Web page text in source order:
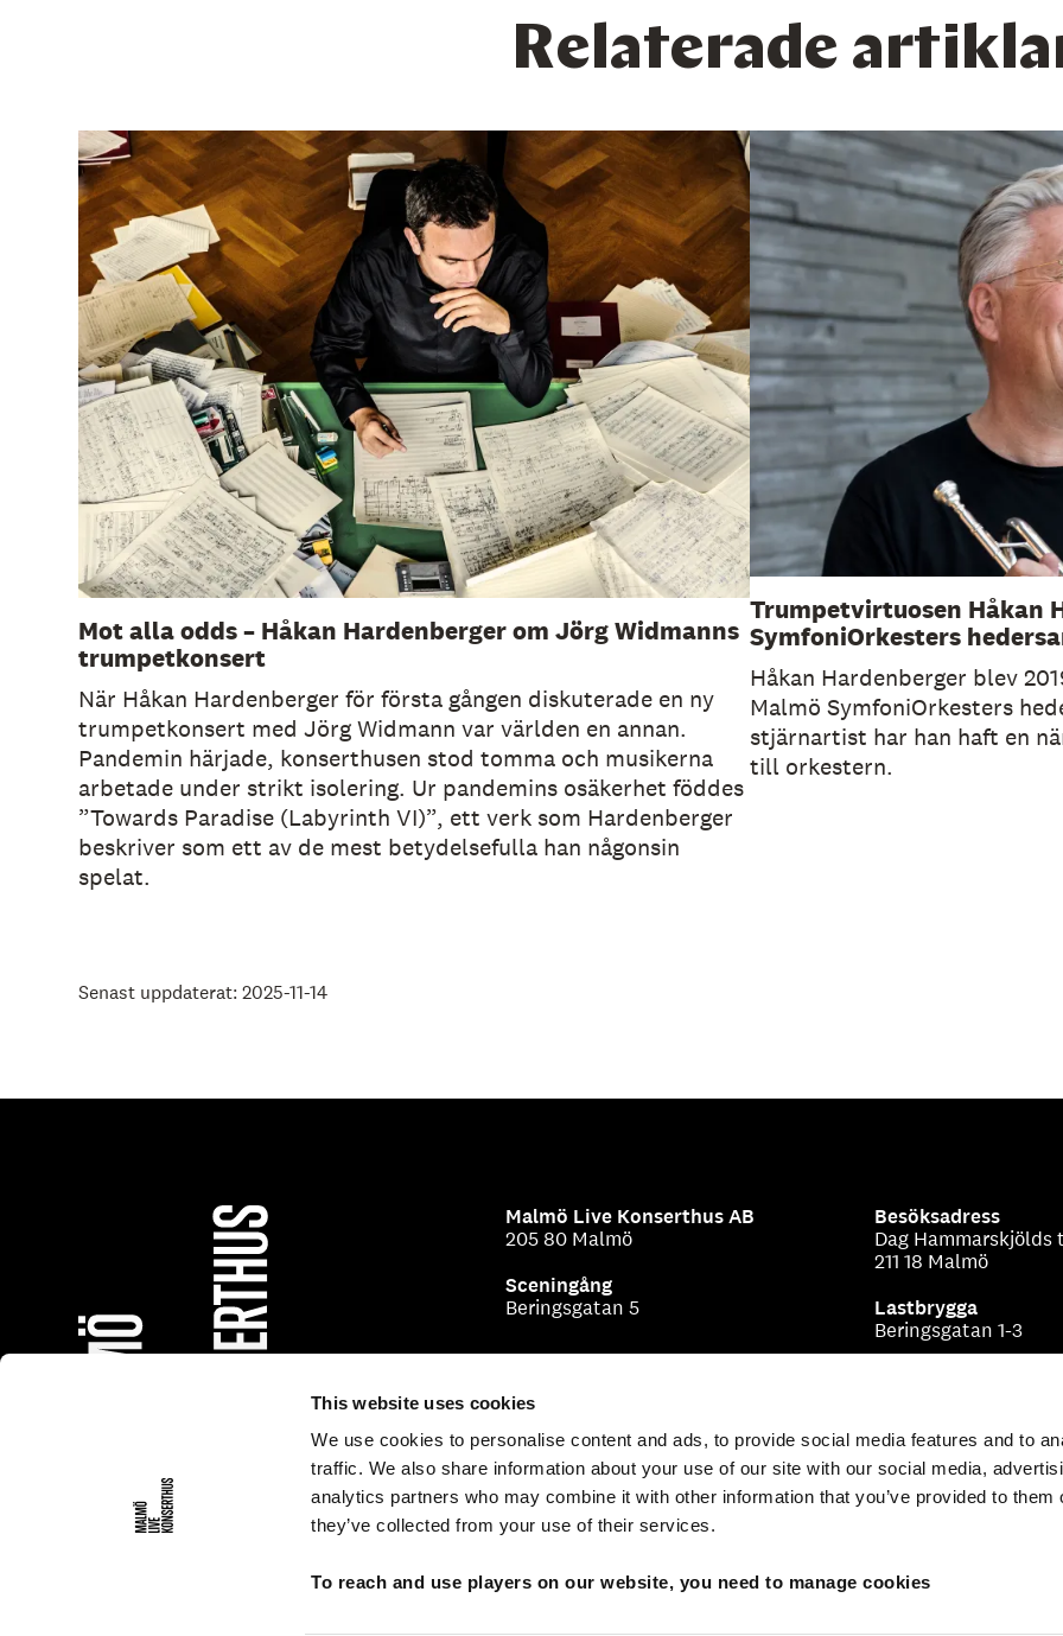
This website uses cookies
We use cookies to personalise content and ads, to provide social media features and to
traffic. We also share information about your use of our site with our social media,
analytics partners who may combine it with other information that you’ve provided to them
they’ve collected from your use of their services.
To reach and use players on our website, you need to manage cookies
Relaterade
Mot alla odds – Håkan Hardenberger om Jörg Widmanns
trumpetkonsert
När Håkan Hardenberger för första gången diskuterade en ny
trumpetkonsert med Jörg Widmann var världen en annan.
Pandemin härjade, konserthusen stod tomma och musikerna
arbetade under strikt isolering. Ur pandemins osäkerhet föddes
”Towards Paradise (Labyrinth VI)”, ett verk som Hardenberger
beskriver som ett av de mest betydelsefulla han någonsin
spelat.
Trumpetvirtuosen Håkan
SymfoniOrkesters
Håkan Hardenberger blev
Malmö SymfoniOrkesters
stjärnartist har han haft en
till orkestern.
Senast uppdaterat: 2025-11-14
Malmö Live Konserthus AB
205 80 Malmö
Sceningång
Beringsgatan 5
Besöksadress
Dag Hammarskjölds
211 18 Malmö
Lastbrygga
Beringsgatan 1-3
Personuppgiftspolicy & allmänna villkor för biljettköp